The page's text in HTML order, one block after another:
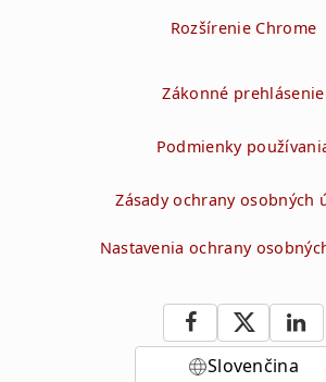
Rozšírenie Chrome
Zákonné prehlásenie
Podmienky
Zásady ochrany osobných
Nastavenia ochrany
Slovenčina